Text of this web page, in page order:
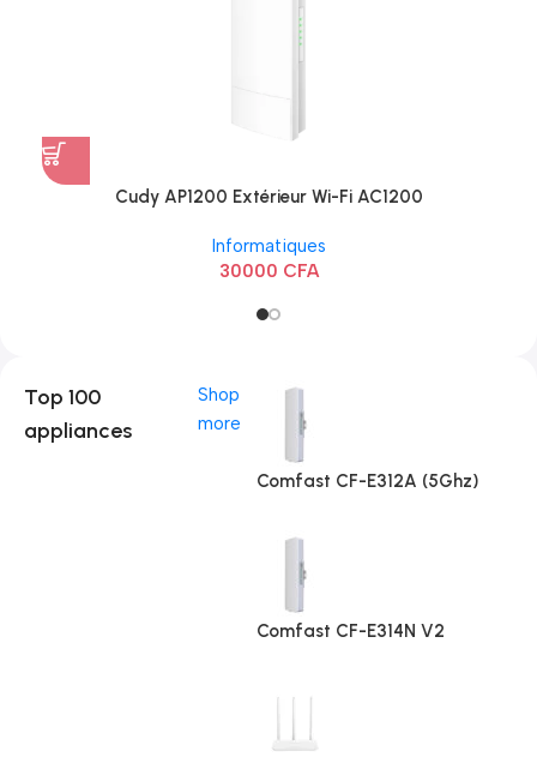
Cudy AP1200 Extérieur Wi-Fi AC1200
Informatiques
30000 CFA
Top 100
appliances
Shop
more
Comfast CF-E312A (5Ghz)
Comfast CF-E314N V2